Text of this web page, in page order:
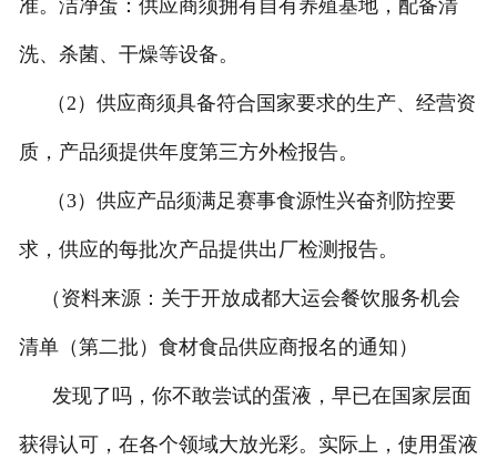
准。洁净蛋：供应商须拥有自有养殖基地，配备清
洗、杀菌、干燥等设备。
（2）供应商须具备符合国家要求的生产、经营资
质，产品须提供年度第三方外检报告。
（3）供应产品须满足赛事食源性兴奋剂防控要
求，供应的每批次产品提供出厂检测报告。
（资料来源：关于开放成都大运会餐饮服务机会
清单（第二批）食材食品供应商报名的通知）
发现了吗，你不敢尝试的蛋液，早已在国家层面
获得认可，在各个领域大放光彩。实际上，使用蛋液